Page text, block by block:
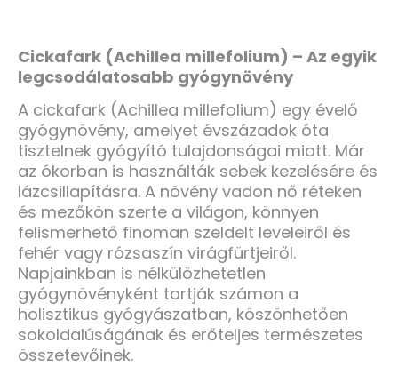
Cickafark (Achillea millefolium) – Az egyik
legcsodálatosabb gyógynövény
A cickafark (Achillea millefolium) egy évelő
gyógynövény, amelyet évszázadok óta
tisztelnek gyógyító tulajdonságai miatt. Már
az ókorban is használták sebek kezelésére és
lázcsillapításra. A növény vadon nő réteken
és mezőkön szerte a világon, könnyen
felismerhető finoman szeldelt leveleiről és
fehér vagy rózsaszín virágfürtjeiről.
Napjainkban is nélkülözhetetlen
gyógynövényként tartják számon a
holisztikus gyógyászatban, köszönhetően
sokoldalúságának és erőteljes természetes
összetevőinek.